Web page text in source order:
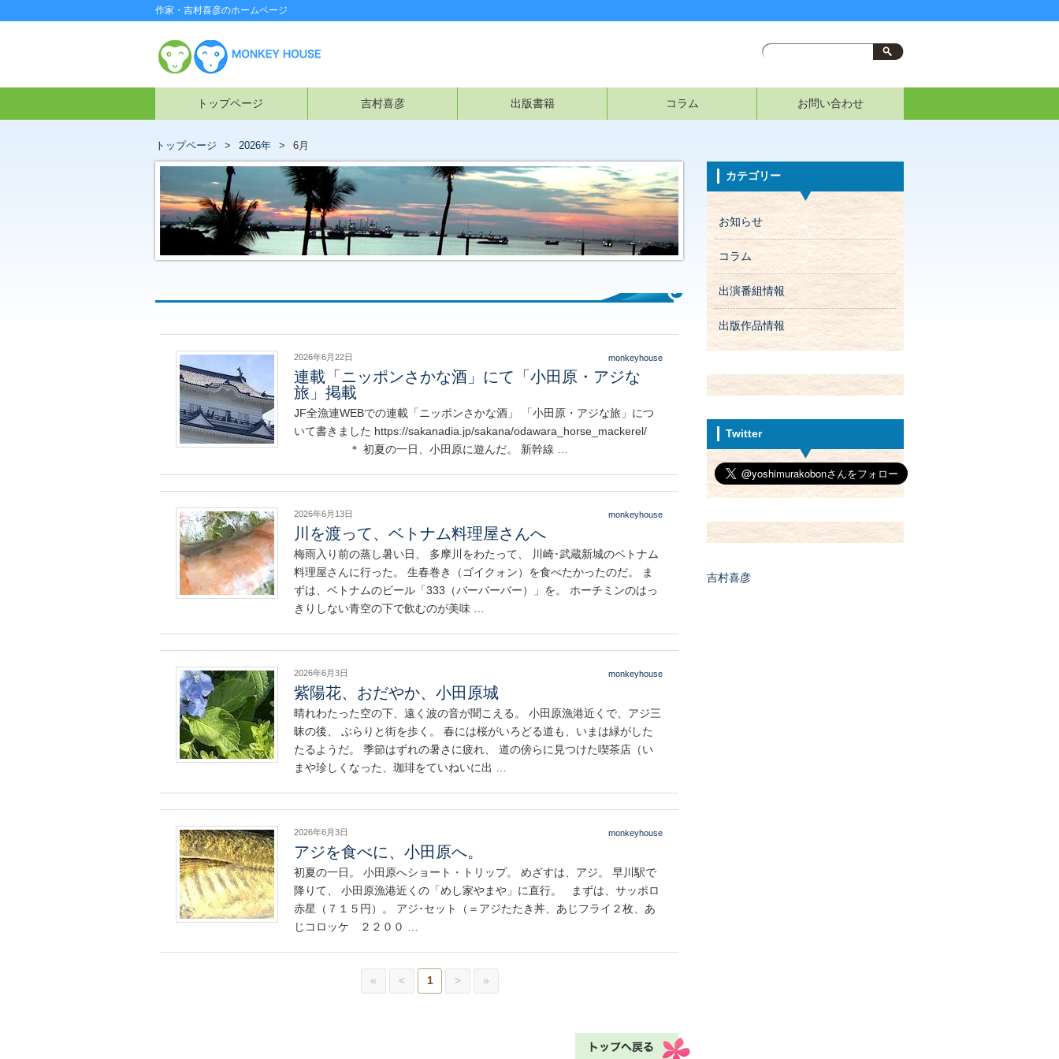
作家・吉村喜彦のホームページ
トップページ 吉村喜彦 出版書籍 コラム お問い合わせ
トップページ 2026年 6月
2026年6月22日 monkeyhouse
連載「ニッポンさかな酒」にて「小田原・アジな
旅」掲載
JF全漁連WEBでの連載「ニッポンさかな酒」 「小田原・アジな旅」につ
いて書きました https://sakanadia.jp/sakana/odawara_horse_mackerel/
＊ 初夏の一日、小田原に遊んだ。 新幹線 …
2026年6月13日 monkeyhouse
川を渡って、ベトナム料理屋さんへ
梅雨入り前の蒸し暑い日、 多摩川をわたって、 川崎･武蔵新城のベトナム
料理屋さんに行った。 生春巻き（ゴイクォン）を食べたかったのだ。 ま
ずは、ベトナムのビール「333（バーバーバー）」を。 ホーチミンのはっ
きりしない青空の下で飲むのが美味 …
2026年6月3日 monkeyhouse
紫陽花、おだやか、小田原城
晴れわたった空の下、遠く波の音が聞こえる。 小田原漁港近くで、アジ三
昧の後、 ぶらりと街を歩く。 春には桜がいろどる道も、いまは緑がした
たるようだ。 季節はずれの暑さに疲れ、 道の傍らに見つけた喫茶店（い
まや珍しくなった、珈琲をていねいに出 …
2026年6月3日 monkeyhouse
アジを食べに、小田原へ。
初夏の一日。 小田原へショート・トリップ。 めざすは、アジ。 早川駅で
降りて、 小田原漁港近くの「めし家やまや」に直行。 まずは、サッポロ
赤星（７１５円）。 アジ･セット（＝アジたたき丼、あじフライ２枚、あ
じコロッケ ２２００ …
« < 1 > »
カテゴリー
お知らせ
コラム
出演番組情報
出版作品情報
Twitter
吉村喜彦